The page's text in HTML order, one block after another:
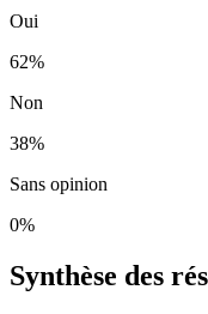
Oui
62%
Non
38%
Sans opinion
0%
Synthèse des